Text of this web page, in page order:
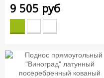
9 505 руб